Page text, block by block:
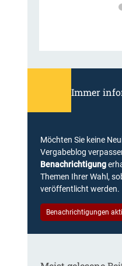
Immer
Möchten Sie keine
Vergabeblog
Benachrichtigung
Themen Ihrer Wahl,
veröffentlicht werden.
Benachrichtigungen